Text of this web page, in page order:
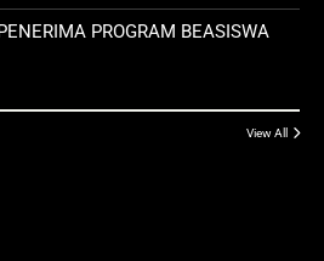
PROGRAM BEASISWA
View All